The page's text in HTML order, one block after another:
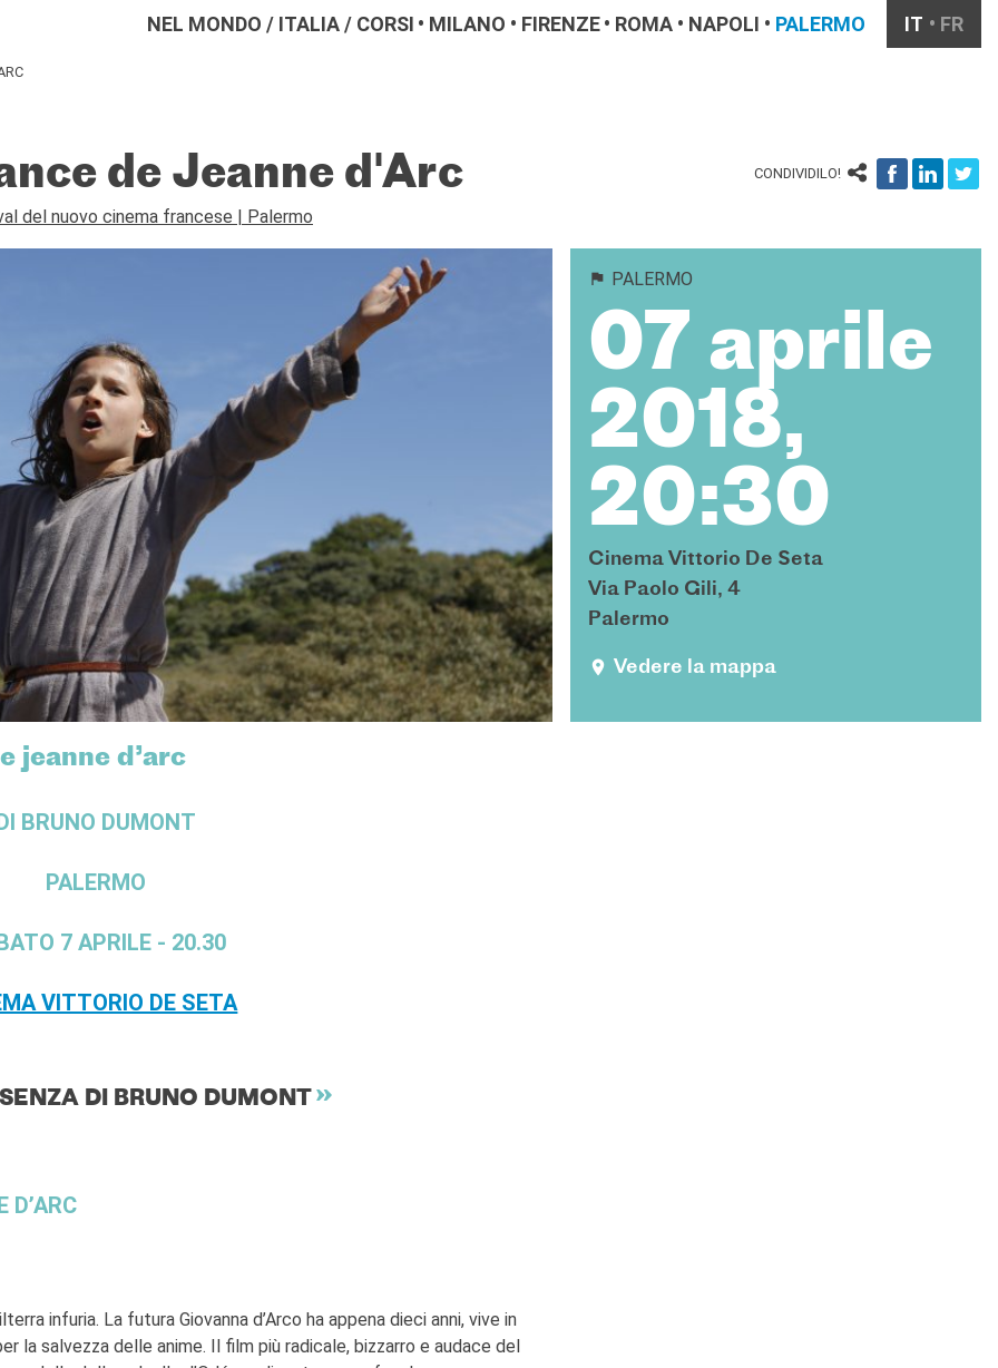
NEL MONDO / ITALIA/ CORSI MILANO FIRENZE ROMA NAPOLI PALERMO IT FR
de Jeanne d'Arc CONDIVIDILO!
del nuovo cinema francese | Palermo
jeanne d’arc
DI BRUNO DUMONT
PALERMO
7 APRILE - 20.30
VITTORIO DE SETA
DI BRUNO DUMONT
D’ARC
infuria. La futura Giovanna d’Arco ha appena dieci anni, vive in
la salvezza delle anime. Il film più radicale, bizzarro e audace del
PALERMO
07 aprile
2018,
20:30
Cinema Vittorio De Seta
Via Paolo Gili, 4
Palermo
Vedere la mappa